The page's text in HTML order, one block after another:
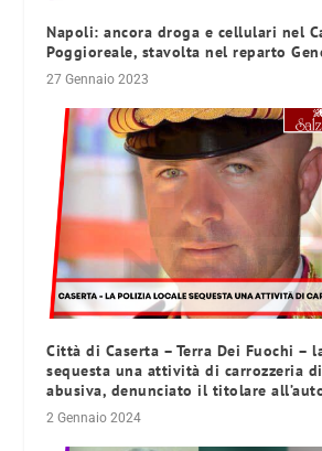
Napoli: ancora droga e cellulari nel
Poggioreale, stavolta nel reparto
27 Gennaio 2023
Città di Caserta – Terra Dei Fuochi –
sequesta una attività di carrozzeria
abusiva, denunciato il titolare
2 Gennaio 2024